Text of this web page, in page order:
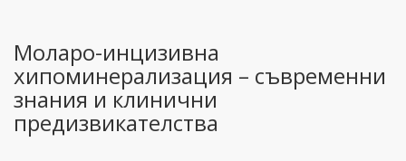
Моларо-инцизивна
хипоминерализация – съвременни
знания и клинични
предизвикателства